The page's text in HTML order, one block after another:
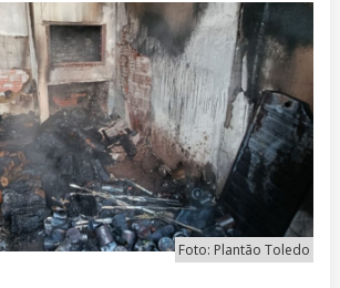
Foto: Plantão Toledo